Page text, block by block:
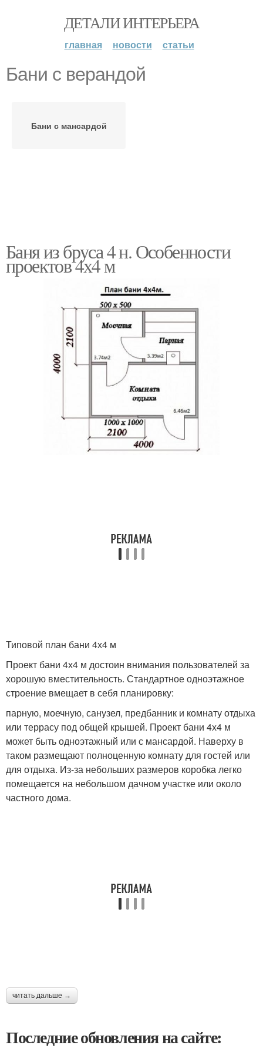
ДЕТАЛИ ИНТЕРЬЕРА
главная новости статьи
Бани с верандой
Бани с мансардой
Баня из бруса 4 н. Особенности
проектов 4х4 м
Типовой план бани 4х4 м
Проект бани 4х4 м достоин внимания пользователей за
хорошую вместительность. Стандартное одноэтажное
строение вмещает в себя планировку:
парную, моечную, санузел, предбанник и комнату отдыха
или террасу под общей крышей. Проект бани 4х4 м
может быть одноэтажный или с мансардой. Наверху в
таком размещают полноценную комнату для гостей или
для отдыха. Из-за небольших размеров коробка легко
помещается на небольшом дачном участке или около
частного дома.
читать дальше →
Последние обновления на сайте: